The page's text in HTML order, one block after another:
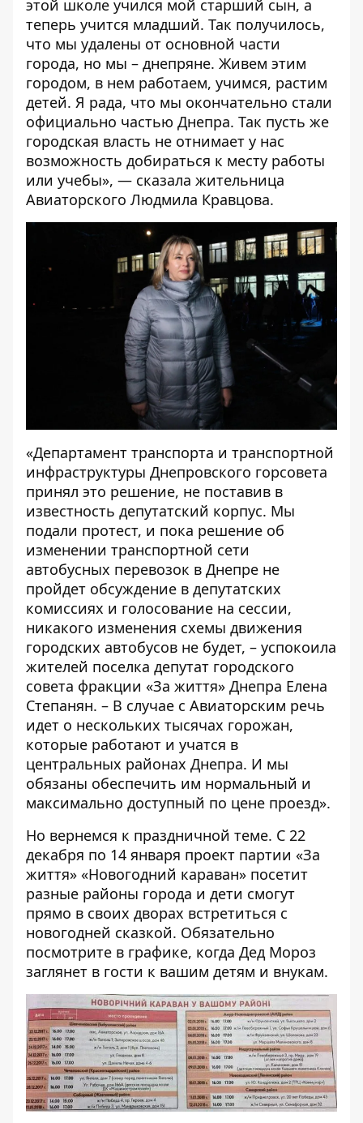
этой школе учился мой старший сын, а
теперь учится младший. Так получилось,
что мы удалены от основной части
города, но мы – днепряне. Живем этим
городом, в нем работаем, учимся, растим
детей. Я рада, что мы окончательно стали
официально частью Днепра. Так пусть же
городская власть не отнимает у нас
возможность добираться к месту работы
или учебы», — сказала жительница
Авиаторского Людмила Кравцова.
«Департамент транспорта и транспортной
инфраструктуры Днепровского горсовета
принял это решение, не поставив в
известность депутатский корпус. Мы
подали протест, и пока решение об
изменении транспортной сети
автобусных перевозок в Днепре не
пройдет обсуждение в депутатских
комиссиях и голосование на сессии,
никакого изменения схемы движения
городских автобусов не будет, – успокоила
жителей поселка депутат городского
совета фракции «За життя» Днепра Елена
Степанян. – В случае с Авиаторским речь
идет о нескольких тысячах горожан,
которые работают и учатся в
центральных районах Днепра. И мы
обязаны обеспечить им нормальный и
максимально доступный по цене проезд».
Но вернемся к праздничной теме. С 22
декабря по 14 января проект партии «За
життя» «Новогодний караван» посетит
разные районы города и дети смогут
прямо в своих дворах встретиться с
новогодней сказкой. Обязательно
посмотрите в графике, когда Дед Мороз
заглянет в гости к вашим детям и внукам.